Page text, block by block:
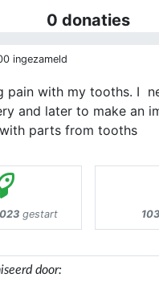
0 donaties
ingezameld
pain with my tooths. I
and later to make an
parts from tooths
gestart 103
door: